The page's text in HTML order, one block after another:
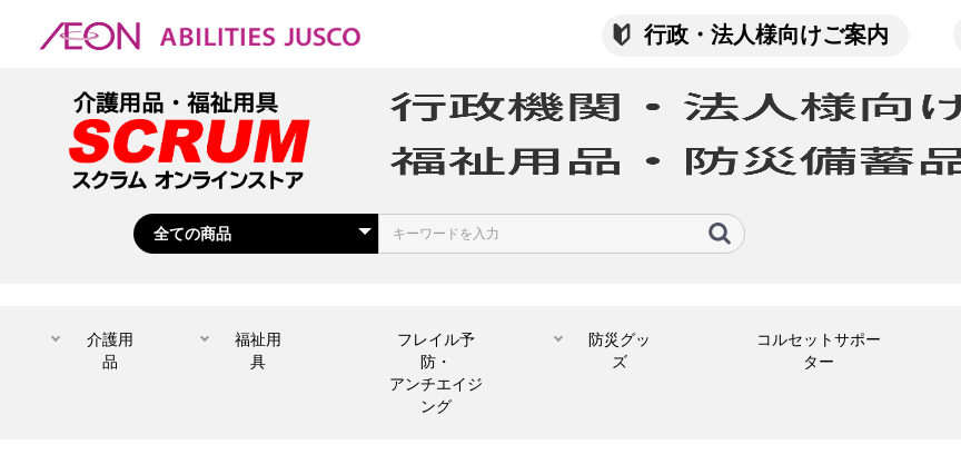
行政・法人様向けご案内
介護用
品
福祉用
具
フレイル予
防・
アンチエイジ
ング
防災グッ
ズ
コルセットサポー
ター